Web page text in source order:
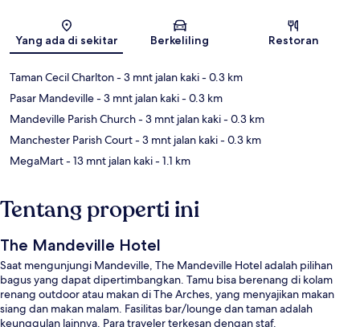
Peta
Yang ada di sekitar Berkeliling Restoran
Taman Cecil Charlton- 3 mnt jalan kaki- 0.3 km
Pasar Mandeville- 3 mnt jalan kaki- 0.3 km
Mandeville Parish Church- 3 mnt jalan kaki- 0.3 km
Manchester Parish Court- 3 mnt jalan kaki- 0.3 km
MegaMart- 13 mnt jalan kaki- 1.1 km
Tentang properti ini
The Mandeville Hotel
Saat mengunjungi Mandeville, The Mandeville Hotel adalah pilihan
bagus yang dapat dipertimbangkan. Tamu bisa berenang di kolam
renang outdoor atau makan di The Arches, yang menyajikan makan
siang dan makan malam. Fasilitas bar/lounge dan taman adalah
keunggulan lainnya. Para traveler terkesan dengan staf.